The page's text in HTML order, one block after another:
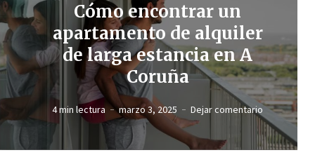
Cómo encontrar un
apartamento de alquiler
de larga estancia en A
Coruña
4 min lectura marzo 3, 2025 Dejar comentario